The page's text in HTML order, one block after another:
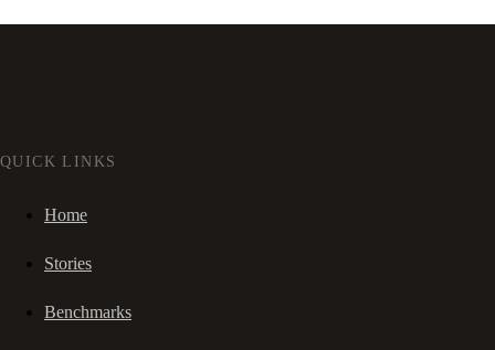
QUICK LINKS
Home
Stories
Benchmarks